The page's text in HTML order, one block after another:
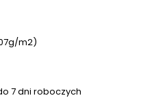
m2)
7 dni roboczych